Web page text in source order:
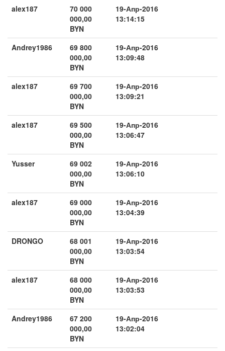
alex187
70 000
000,00
BYN
19-Апр-2016
13:14:15
Andrey1986
69 800
000,00
BYN
19-Апр-2016
13:09:48
alex187
69 700
000,00
BYN
19-Апр-2016
13:09:21
alex187
69 500
000,00
BYN
19-Апр-2016
13:06:47
Yusser
69 002
000,00
BYN
19-Апр-2016
13:06:10
alex187
69 000
000,00
BYN
19-Апр-2016
13:04:39
DRONGO
68 001
000,00
BYN
19-Апр-2016
13:03:54
alex187
68 000
000,00
BYN
19-Апр-2016
13:03:53
Andrey1986
67 200
000,00
BYN
19-Апр-2016
13:02:04